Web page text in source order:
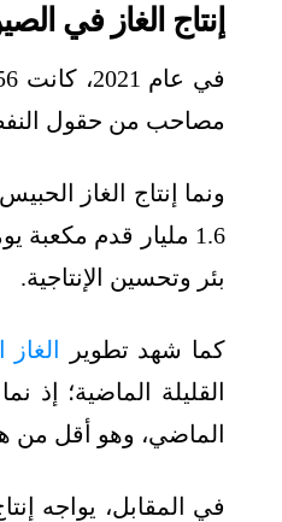
إنتاج الغاز في
مصاحب من حقول النفط،
بئر وتحسين الإنتاجية.
كما شهد تطوير
الماضي، وهو أقل من هدف الحكومة
في المقابل، يواجه